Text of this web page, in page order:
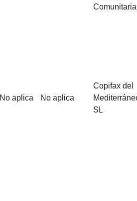
Comunitaria
No aplica No aplica
Copifax del
SL